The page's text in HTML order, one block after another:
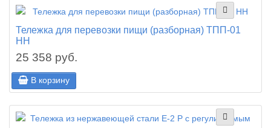
Тележка для перевозки пищи (разборная) ТПП-01
НН
25 358 руб.
В корзину